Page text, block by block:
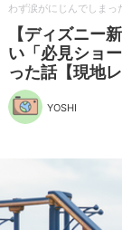
わず涙がにじんでしまっ
【ディズニー
い「必見ショ
った話【現地
YOSHI